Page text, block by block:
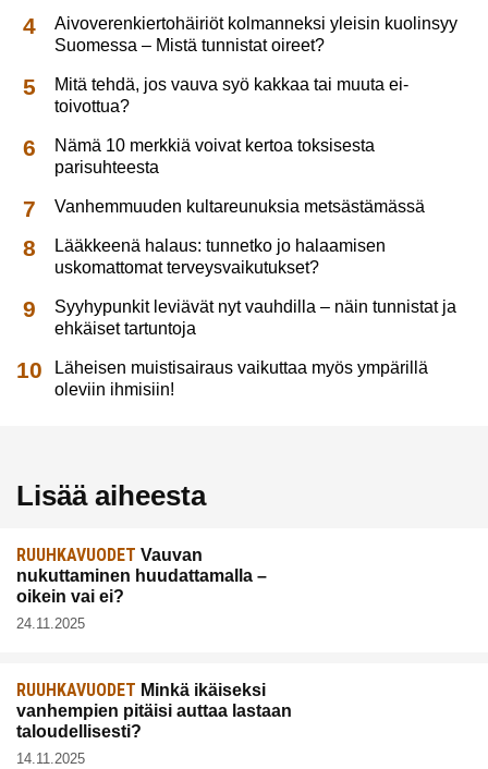
Aivoverenkiertohäiriöt kolmanneksi yleisin kuolinsyy
Suomessa – Mistä tunnistat oireet?
Mitä tehdä, jos vauva syö kakkaa tai muuta ei-
toivottua?
Nämä 10 merkkiä voivat kertoa toksisesta
parisuhteesta
Vanhemmuuden kultareunuksia metsästämässä
Lääkkeenä halaus: tunnetko jo halaamisen
uskomattomat terveysvaikutukset?
Syyhypunkit leviävät nyt vauhdilla – näin tunnistat ja
ehkäiset tartuntoja
Läheisen muistisairaus vaikuttaa myös ympärillä
oleviin ihmisiin!
Lisää aiheesta
RUUHKAVUODET Vauvan
nukuttaminen huudattamalla –
oikein vai ei?
24.11.2025
RUUHKAVUODET Minkä ikäiseksi
vanhempien pitäisi auttaa lastaan
taloudellisesti?
14.11.2025